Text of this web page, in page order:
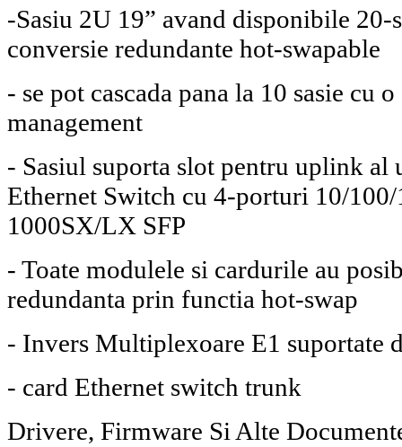
-Sasiu 2U 19” avand disponibile 20-
conversie redundante hot-swapable
- se pot cascada pana la 10 sasie cu
management
- Sasiul suporta slot pentru uplink al
Ethernet Switch cu 4-porturi 10/
1000SX/LX SFP
- Toate modulele si cardurile au
redundanta prin functia hot-swap
- Invers Multiplexoare E1 suportate
- card Ethernet switch trunk
Drivere, Firmware Si Alte